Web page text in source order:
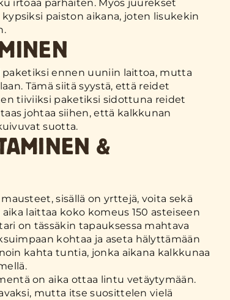
irtoaa parhaiten. Myös juurekset
paiston aikana, joten lisukekin
ennen uuniin laittoa, mutta
Tämä siitä syystä, että reidet
tiiviiksi paketiksi sidottuna reidet
johtaa siihen, että kalkkunan
suotta.
&
sisällä on yrttejä, voita sekä
laittaa koko komeus 150 asteiseen
on tässäkin tapauksessa mahtava
kohtaa ja aseta hälyttämään
kahta tuntia, jonka aikana kalkkunaa
on aika ottaa lintu vetäytymään.
mutta itse suosittelen vielä